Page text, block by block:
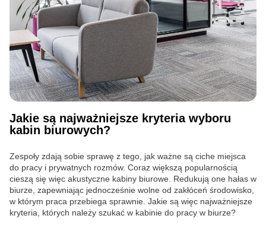
Jakie są najważniejsze kryteria wyboru
kabin biurowych?
Zespoły zdają sobie sprawę z tego, jak ważne są ciche miejsca
do pracy i prywatnych rozmów. Coraz większą popularnością
cieszą się więc akustyczne kabiny biurowe. Redukują one hałas w
biurze, zapewniając jednocześnie wolne od zakłóceń środowisko,
w którym praca przebiega sprawnie. Jakie są więc najważniejsze
kryteria, których należy szukać w kabinie do pracy w biurze?